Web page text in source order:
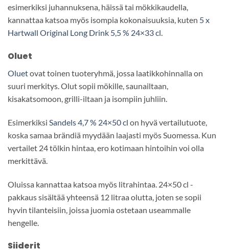
esimerkiksi juhannuksena, häissä tai mökkikaudella,
kannattaa katsoa myös isompia kokonaisuuksia, kuten 5 x
Hartwall Original Long Drink 5,5 % 24×33 cl.
Oluet
Oluetovat toinen tuoteryhmä, jossa laatikkohinnalla on
suuri merkitys. Olut sopii mökille, saunailtaan,
kisakatsomoon, grilli-iltaan ja isompiin juhliin.
Esimerkiksi Sandels 4,7 % 24×50 cl on hyvä vertailutuote,
koska samaa brändiä myydään laajasti myös Suomessa. Kun
vertailet 24 tölkin hintaa, ero kotimaan hintoihin voi olla
merkittävä.
Oluissa kannattaa katsoa myös litrahintaa. 24×50 cl -
pakkaus sisältää yhteensä 12 litraa olutta, joten se sopii
hyvin tilanteisiin, joissa juomia ostetaan useammalle
hengelle.
Siiderit